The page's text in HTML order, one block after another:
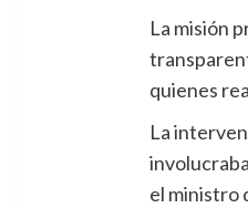
La misión
quienes
La
el ministro